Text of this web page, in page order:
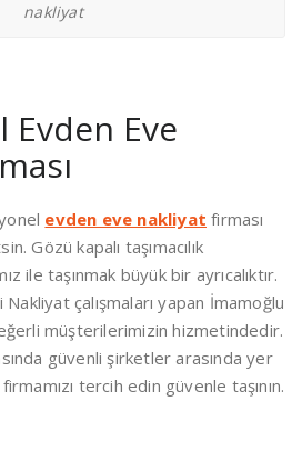
nakliyat
Evden Eve
evden eve nakliyat firması
Gözü kapalı taşımacılık
ile taşınmak büyük bir ayrıcalıktır.
çalışmaları yapan İmamoğlu
müşterilerimizin hizmetindedir.
güvenli şirketler arasında yer
tercih edin güvenle taşının.